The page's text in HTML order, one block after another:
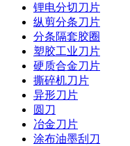
锂电分切刀片
纵剪分条刀片
分条隔套胶圈
塑胶工业刀片
硬质合金刀片
撕碎机刀片
异形刀片
圆刀
冶金刀片
涂布油墨刮刀